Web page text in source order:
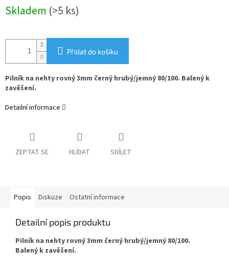
cena:
Skladem (>5 ks)
Přidat do košíku
Pilník na nehty rovný 3mm černý hrubý/jemný 80/100. Balený k
zavěšení.
Detailní informace
ZEPTAT SE HLÍDAT SDÍLET
Popis Diskuze Ostatní informace
Detailní popis produktu
Pilník na nehty rovný 3mm černý hrubý/jemný 80/100.
Balený k zavěšení.